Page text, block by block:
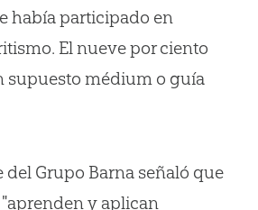
había participado en
El nueve por ciento
supuesto médium o guía
Grupo Barna señaló que
y aplican